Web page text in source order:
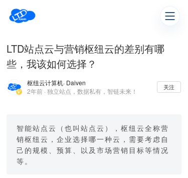
LTD站点云与营销枢纽云的差别有哪
些，我该如何选择？
枢纽云计算机· Daiven
2年前 · 独立站点，数据私有，智链未来！
关注
智能站点云（也叫站点云），枢纽云全称营
销枢纽云，企业选择哪一种云，需要考虑自
己的规模、预算、以及市场营销目标等情况
等。